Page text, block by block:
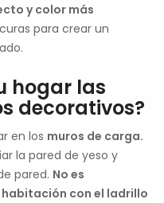
y color más
para crear un
hogar las
decorativos?
en los muros de carga.
la pared de yeso y
pared. No es
con el ladrillo